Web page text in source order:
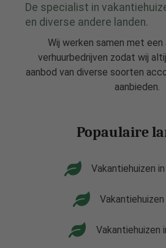
De specialist in
en diverse andere landen.
Wij werken samen met een
verhuurbedrijven zodat wij
aanbod van diverse soorten
aanbieden.
Popaulaire
Vakantiehuizen
Vakantiehuizen